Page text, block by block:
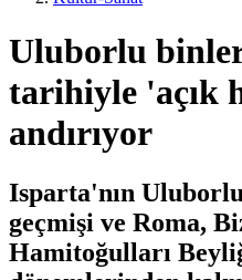
Uluborlu
tarihiyle 'açık
andırıyor
Isparta'nın
geçmişi ve Roma,
Hamitoğulları